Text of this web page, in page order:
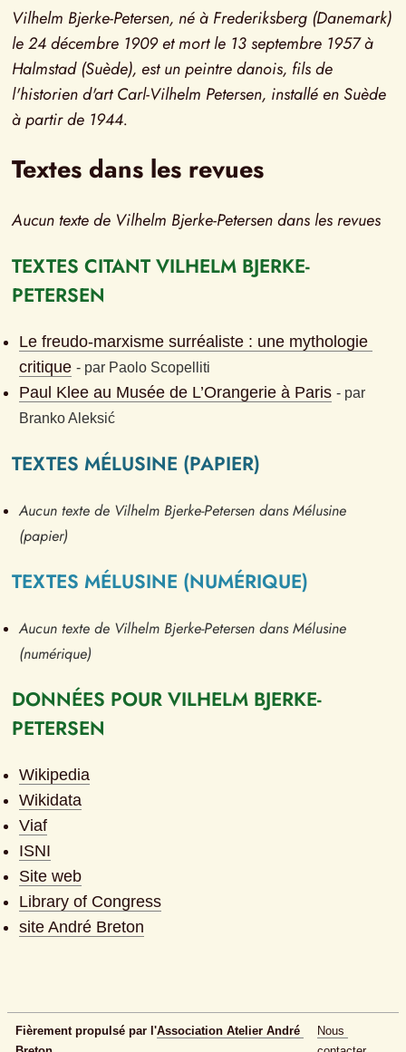
Vilhelm Bjerke-Petersen, né à Frederiksberg (Danemark)
le 24 décembre 1909 et mort le 13 septembre 1957 à
Halmstad (Suède), est un peintre danois, fils de
l'historien d'art Carl-Vilhelm Petersen, installé en Suède
à partir de 1944.
Textes dans les revues
Aucun texte de Vilhelm Bjerke-Petersen dans les revues
TEXTES CITANT VILHELM BJERKE-
PETERSEN
Le freudo-marxisme surréaliste : une mythologie
critique - par Paolo Scopelliti
Paul Klee au Musée de L’Orangerie à Paris - par
Branko Aleksić
TEXTES MÉLUSINE (PAPIER)
Aucun texte de Vilhelm Bjerke-Petersen dans Mélusine
(papier)
TEXTES MÉLUSINE (NUMÉRIQUE)
Aucun texte de Vilhelm Bjerke-Petersen dans Mélusine
(numérique)
DONNÉES POUR VILHELM BJERKE-
PETERSEN
Wikipedia
Wikidata
Viaf
ISNI
Site web
Library of Congress
site André Breton
Fièrement propulsé par l'Association Atelier André
Nous